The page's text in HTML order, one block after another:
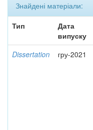
Знайдені матеріали:
Тип
Дата
випуску
Dissertation гру-2021